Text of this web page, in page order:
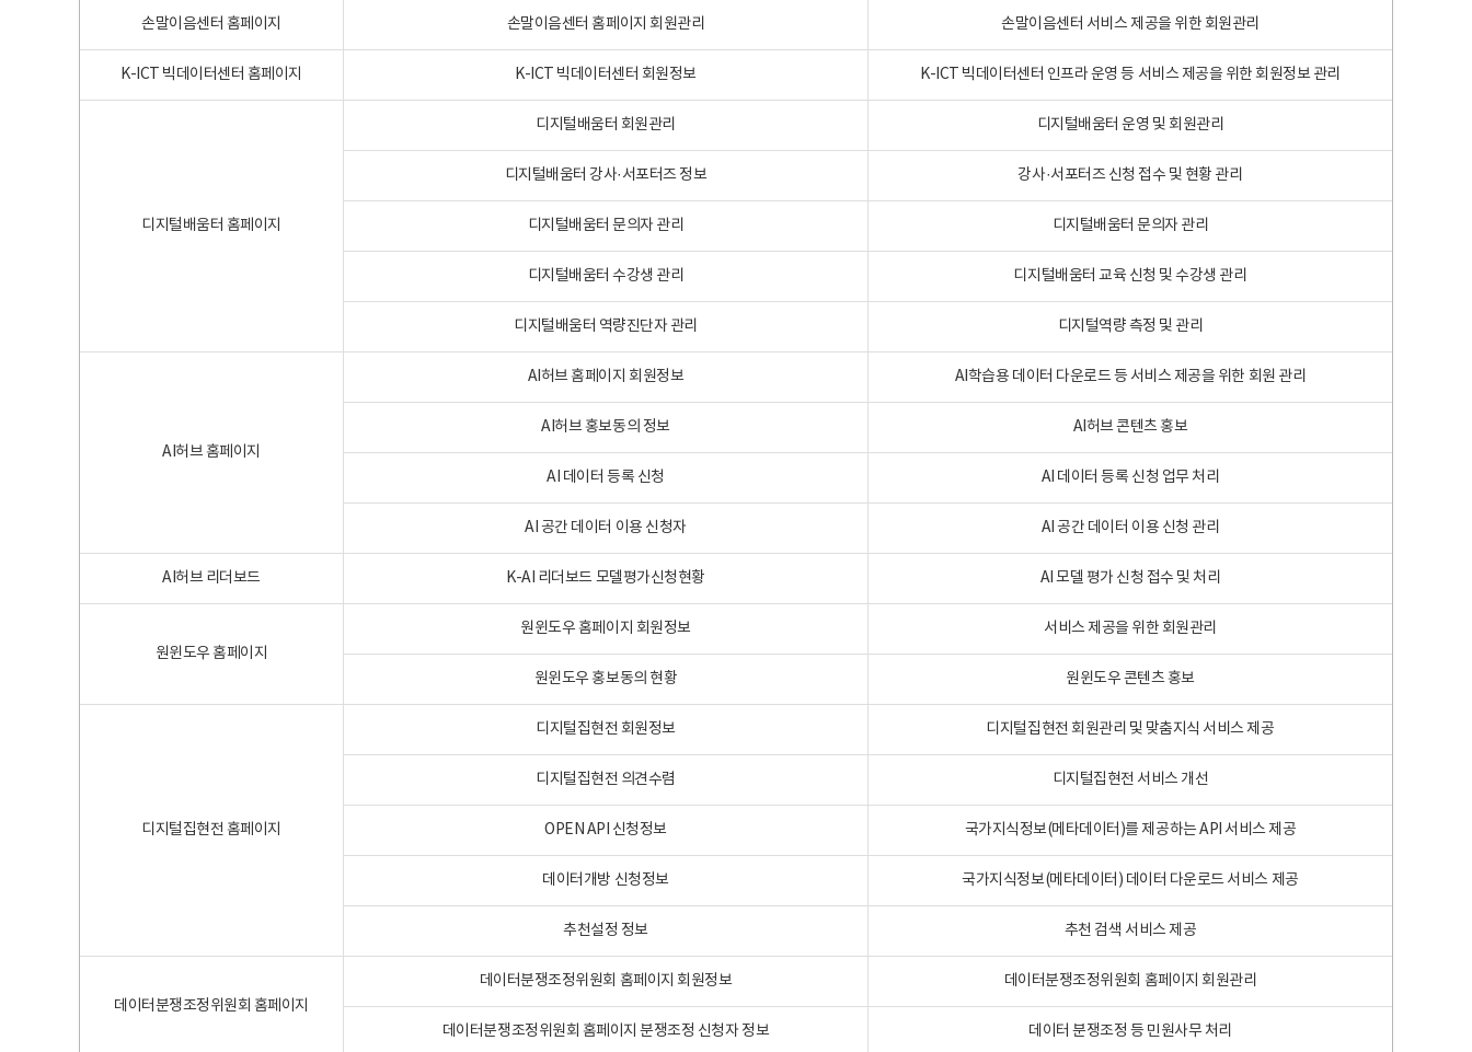
손말이음센터 홈페이지 손말이음센터 홈페이지 회원관리 손말이음센터 서비스 제공을 위한 회원관리
K-ICT 빅데이터센터 홈페이지 K-ICT 빅데이터센터 회원정보 K-ICT 빅데이터센터 인프라 운영 등 서비스 제공을 위한 회원정보 관리
디지털배움터 홈페이지
디지털배움터 회원관리 디지털배움터 운영 및 회원관리
디지털배움터 강사·서포터즈 정보 강사·서포터즈 신청 접수 및 현황 관리
디지털배움터 문의자 관리 디지털배움터 문의자 관리
디지털배움터 수강생 관리 디지털배움터 교육 신청 및 수강생 관리
디지털배움터 역량진단자 관리 디지털역량 측정 및 관리
AI허브 홈페이지
AI허브 홈페이지 회원정보 AI학습용 데이터 다운로드 등 서비스 제공을 위한 회원 관리
AI허브 홍보동의 정보 AI허브 콘텐츠 홍보
AI 데이터 등록 신청 AI 데이터 등록 신청 업무 처리
AI 공간 데이터 이용 신청자 AI 공간 데이터 이용 신청 관리
AI허브 리더보드 K-AI 리더보드 모델평가신청현황 AI 모델 평가 신청 접수 및 처리
원윈도우 홈페이지
원윈도우 홈페이지 회원정보 서비스 제공을 위한 회원관리
원윈도우 홍보동의 현황 원윈도우 콘텐츠 홍보
디지털집현전 홈페이지
디지털집현전 회원정보 디지털집현전 회원관리 및 맞춤지식 서비스 제공
디지털집현전 의견수렴 디지털집현전 서비스 개선
OPEN API 신청정보 국가지식정보(메타데이터)를 제공하는 API 서비스 제공
데이터개방 신청정보 국가지식정보(메타데이터) 데이터 다운로드 서비스 제공
추천설정 정보 추천 검색 서비스 제공
데이터분쟁조정위원회 홈페이지
데이터분쟁조정위원회 홈페이지 회원정보 데이터분쟁조정위원회 홈페이지 회원관리
데이터분쟁조정위원회 홈페이지 분쟁조정 신청자 정보 데이터 분쟁조정 등 민원사무 처리